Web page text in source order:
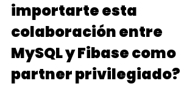
importarte esta
colaboración entre
MySQL y Fibase como
partner privilegiado?